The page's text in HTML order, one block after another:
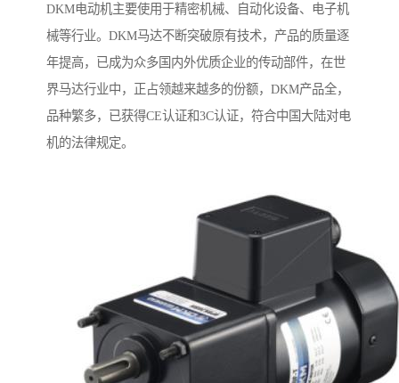
DKM电动机主要使用于精密机械、自动化设备、电子机
械等行业。DKM马达不断突破原有技术，产品的质量逐
年提高，已成为众多国内外优质企业的传动部件，在世
界马达行业中，正占领越来越多的份额，DKM产品全，
品种繁多，已获得CE认证和3C认证，符合中国大陆对电
机的法律规定。